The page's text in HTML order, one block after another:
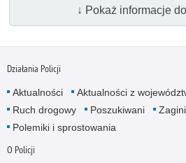
↓ Pokaż informacje
Działania Policji
Aktualności Aktualności z
Ruch drogowy
Poszukiwani
Polemiki i sprostowania
O Policji